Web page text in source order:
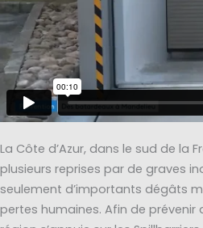
La Côte d’Azur, dans le sud de la
plusieurs reprises par de graves
seulement d’importants dégâts
pertes humaines. Afin de prévenir